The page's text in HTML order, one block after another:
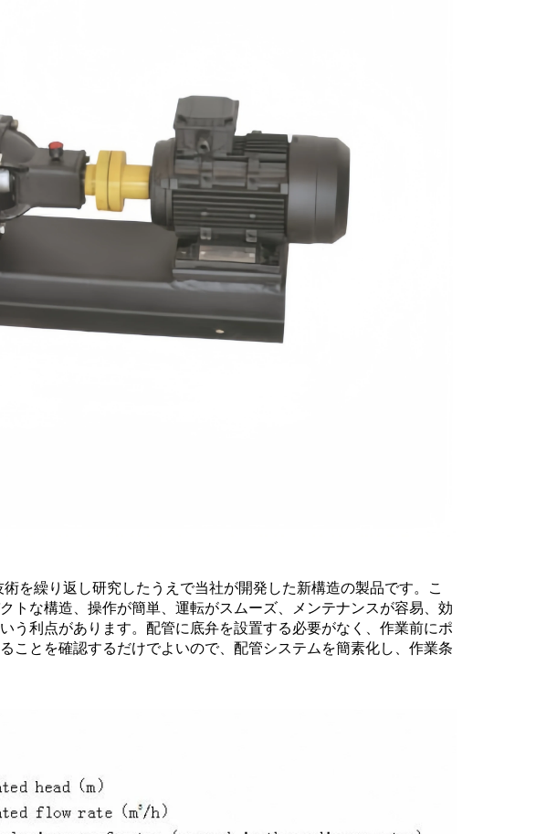
を繰り返し研究したうえで当社が開発した新構造の製品です。こ
トな構造、操作が簡単、運転がスムーズ、メンテナンスが容易、効
う利点があります。配管に底弁を設置する必要がなく、作業前にポ
ことを確認するだけでよいので、配管システムを簡素化し、作業条